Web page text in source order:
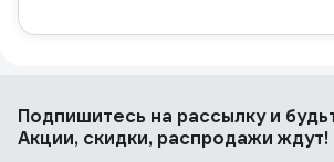
Подпишитесь на рассылкуи
Акции, скидки, распродажи ждут!